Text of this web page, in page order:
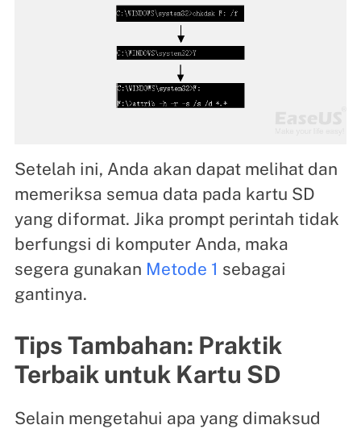
Setelah ini, Anda akan dapat melihat dan
memeriksa semua data pada kartu SD
yang diformat. Jika prompt perintah tidak
berfungsi di komputer Anda, maka
segera gunakan Metode 1 sebagai
gantinya.
Tips Tambahan: Praktik
Terbaik untuk Kartu SD
Selain mengetahui apa yang dimaksud